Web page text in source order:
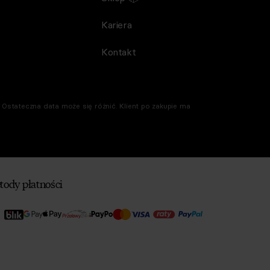
Kariera
Kontakt
data może się różnić. Klient po zakupie ma
płatności